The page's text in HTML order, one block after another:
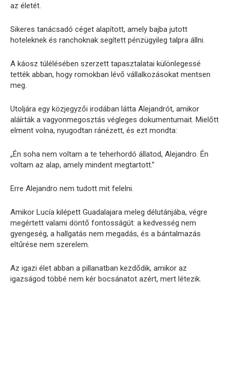
az életét.
Sikeres tanácsadó céget alapított, amely bajba jutott
hoteleknek és ranchoknak segített pénzügyileg talpra állni.
A káosz túlélésében szerzett tapasztalatai különlegessé
tették abban, hogy romokban lévő vállalkozásokat mentsen
meg.
Utoljára egy közjegyzői irodában látta Alejandrót, amikor
aláírták a vagyonmegosztás végleges dokumentumait. Mielőtt
elment volna, nyugodtan ránézett, és ezt mondta:
„Én soha nem voltam a te teherhordó állatod, Alejandro. Én
voltam az alap, amely mindent megtartott.”
Erre Alejandro nem tudott mit felelni.
Amikor Lucía kilépett Guadalajara meleg délutánjába, végre
megértett valami döntő fontosságút: a kedvesség nem
gyengeség, a hallgatás nem megadás, és a bántalmazás
eltűrése nem szerelem.
Az igazi élet abban a pillanatban kezdődik, amikor az
igazságod többé nem kér bocsánatot azért, mert létezik.